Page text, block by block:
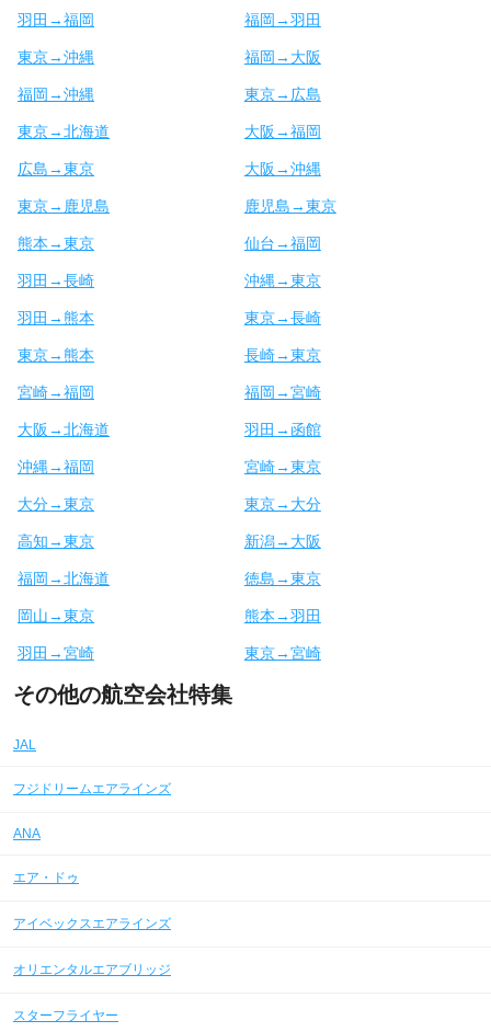
羽田→福岡 福岡→羽田
東京→沖縄 福岡→大阪
福岡→沖縄 東京→広島
東京→北海道 大阪→福岡
広島→東京 大阪→沖縄
東京→鹿児島 鹿児島→東京
熊本→東京 仙台→福岡
羽田→長崎 沖縄→東京
羽田→熊本 東京→長崎
東京→熊本 長崎→東京
宮崎→福岡 福岡→宮崎
大阪→北海道 羽田→函館
沖縄→福岡 宮崎→東京
大分→東京 東京→大分
高知→東京 新潟→大阪
福岡→北海道 徳島→東京
岡山→東京 熊本→羽田
羽田→宮崎 東京→宮崎
その他の航空会社特集
JAL
フジドリームエアラインズ
ANA
エア・ドゥ
アイベックスエアラインズ
オリエンタルエアブリッジ
スターフライヤー